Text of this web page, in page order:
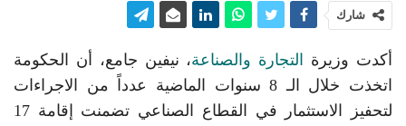
شارك
أكدت وزيرة التجارة والصناعة، نيفين جامع، أن الحكومة
اتخذت خلال الـ 8 سنوات الماضية عدداً من الاجراءات
لتحفيز الاستثمار في القطاع الصناعي تضمنت إقامة 17